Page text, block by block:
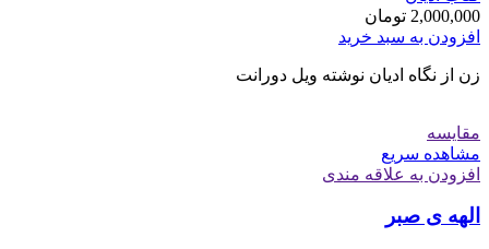
2,000,000 تومان
افزودن به سبد خرید
زن از نگاه ادیان نوشته ویل دورانت
مقایسه
مشاهده سریع
افزودن به علاقه مندی
الهه ی صبر